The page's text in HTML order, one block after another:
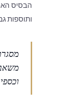
הבסיס
ותוספות